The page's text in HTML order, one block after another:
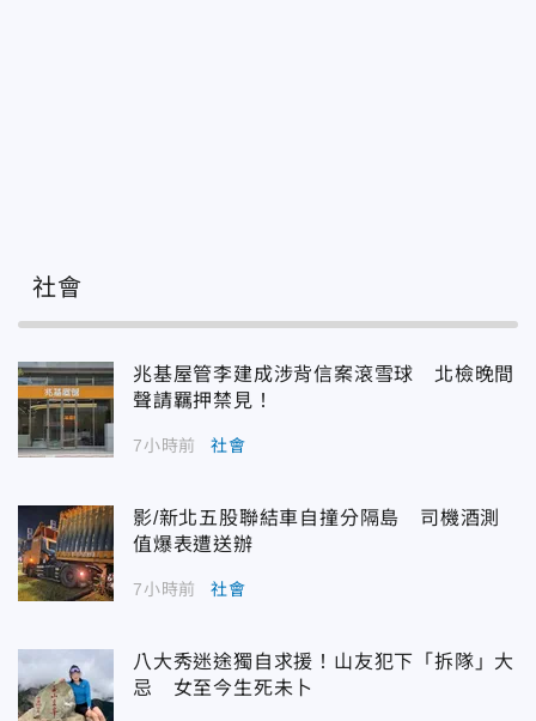
社會
兆基屋管李建成涉背信案滾雪球 北檢晚間
聲請羈押禁見！
7小時前 社會
影/新北五股聯結車自撞分隔島 司機酒測
值爆表遭送辦
7小時前 社會
八大秀迷途獨自求援！山友犯下「拆隊」大
忌 女至今生死未卜